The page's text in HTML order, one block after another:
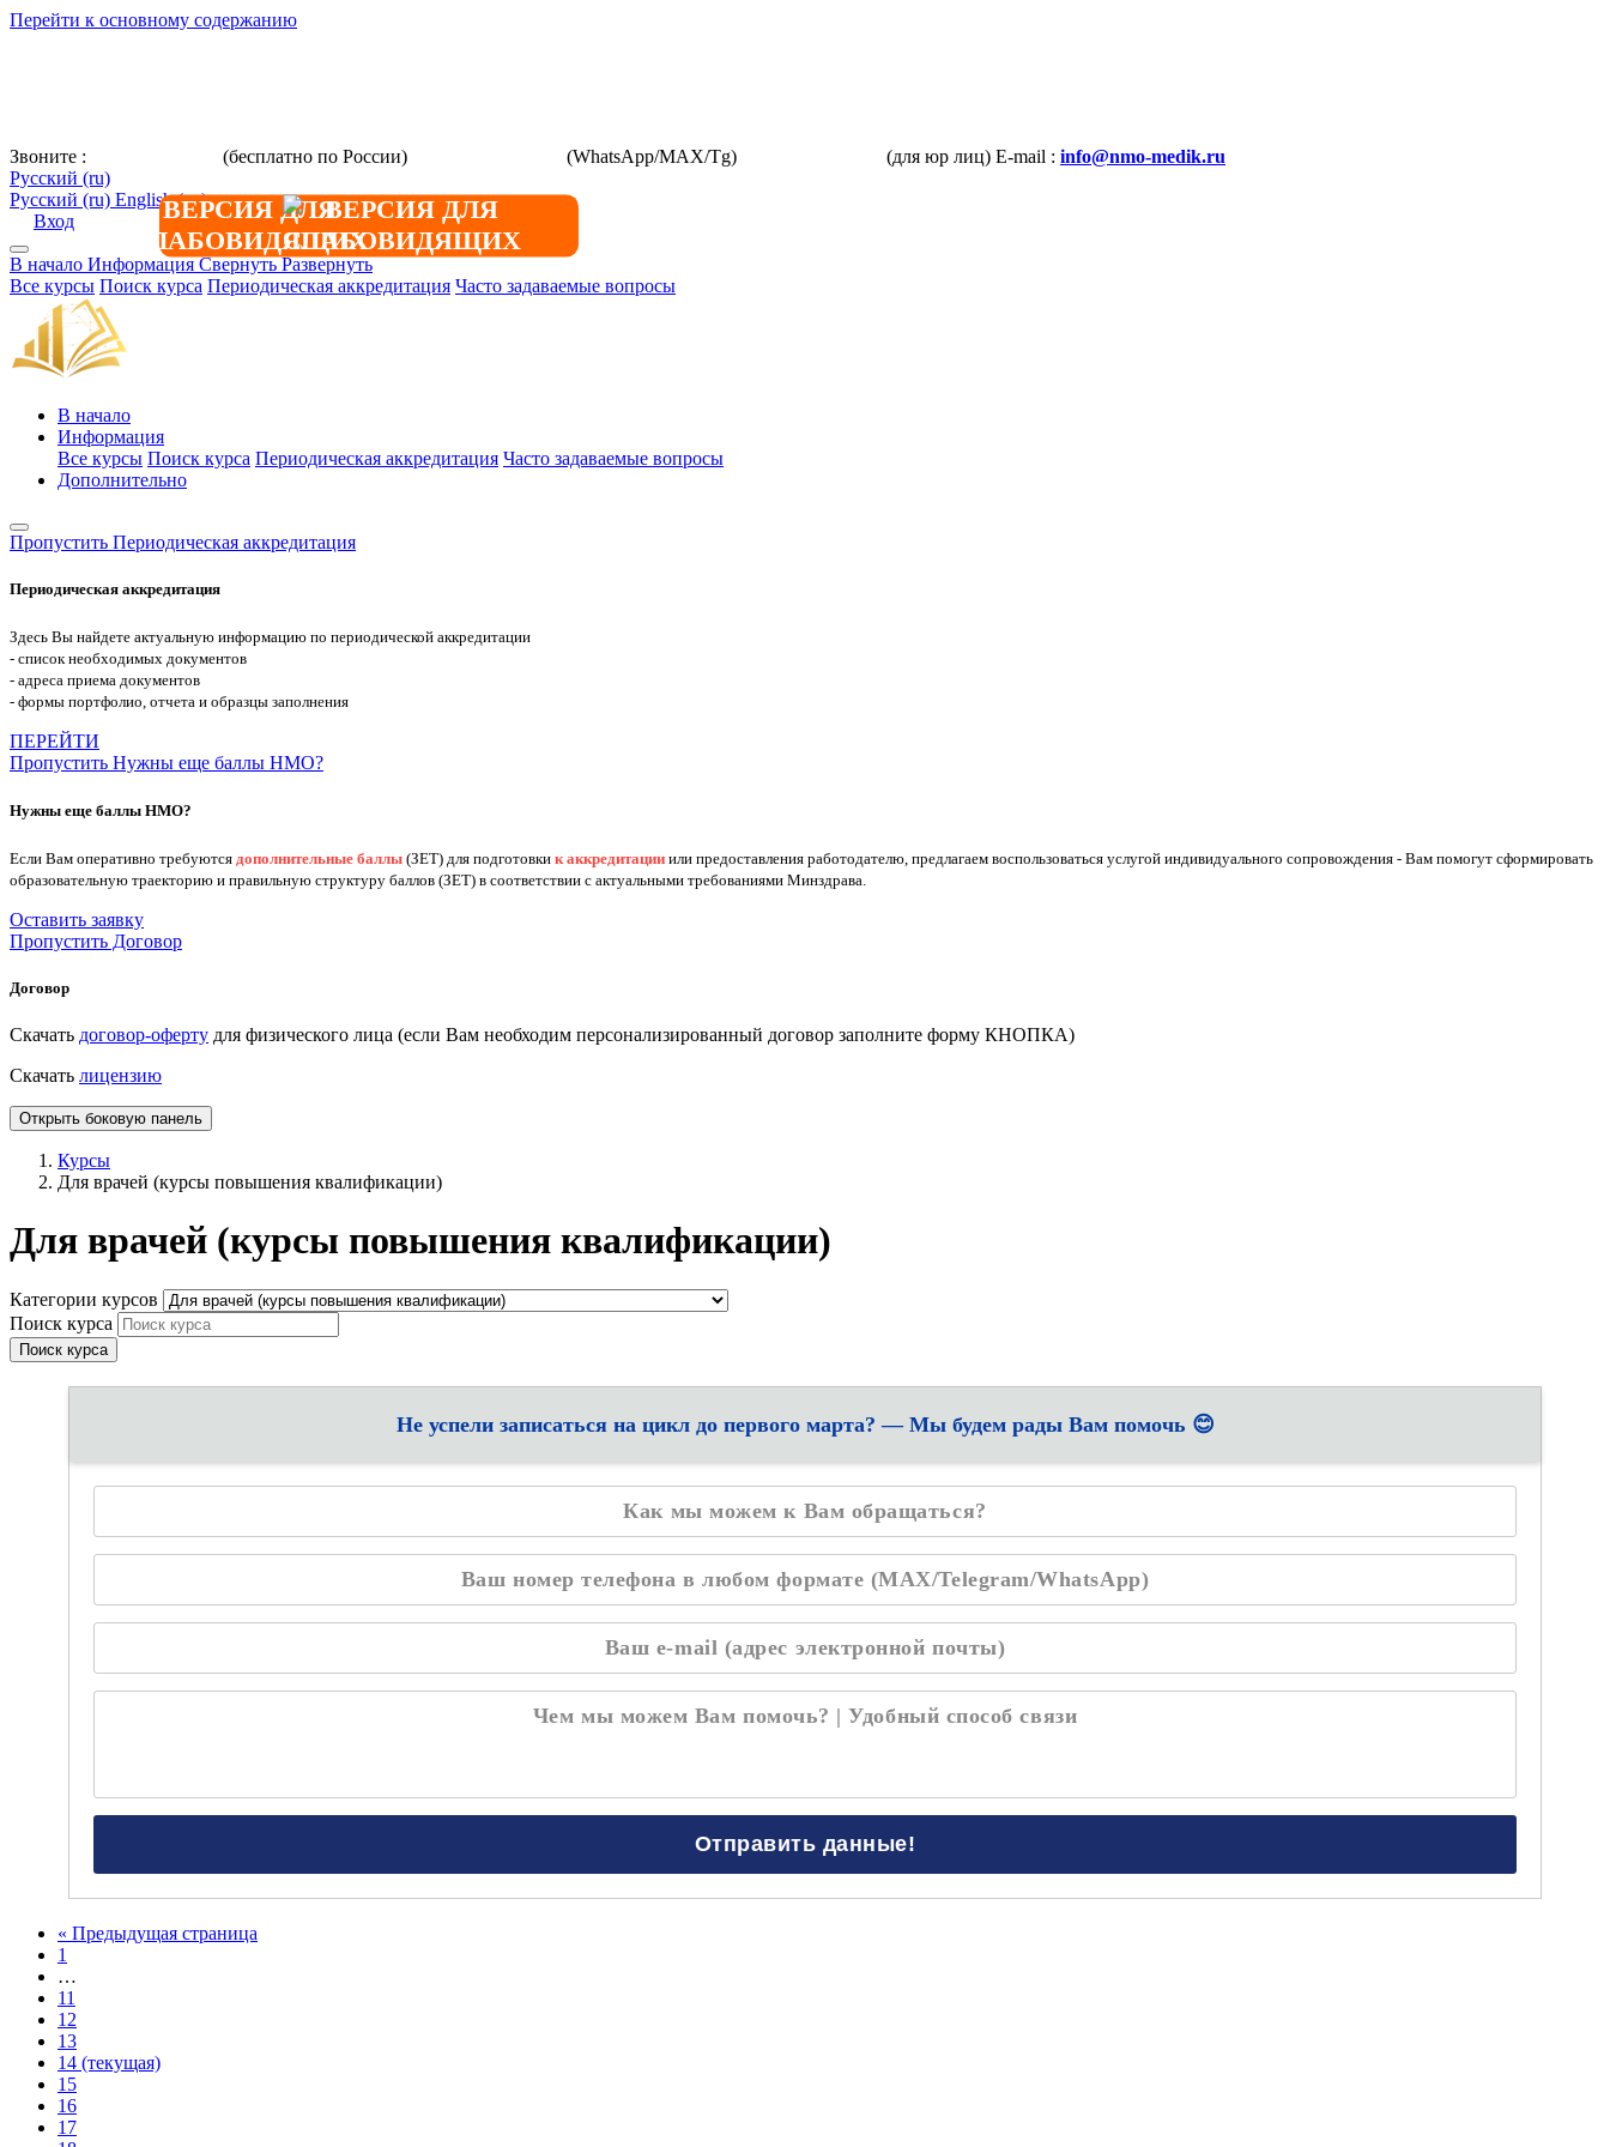
Перейти к основному содержанию
ВЕРСИЯ ДЛЯ
СЛАБОВИДЯЩИХ
Звоните : (бесплатно по России) (WhatsApp/MAX/Tg) (для юр лиц) E-mail : info@nmo-medik.ru
Русский ‎(ru)‎
Русский ‎(ru)‎ English ‎(en)‎
Вход
В начало ИнформацияСвернутьРазвернуть
Все курсы Поиск курса Периодическая аккредитация Часто задаваемые вопросы
В начало
Информация
Все курсы Поиск курса Периодическая аккредитация Часто задаваемые вопросы
Дополнительно
Пропустить Периодическая аккредитация
Периодическая аккредитация
Здесь Вы найдете актуальную информацию по периодической аккредитации
- список необходимых документов
- адреса приема документов
- формы портфолио, отчета и образцы заполнения
ПЕРЕЙТИ
Пропустить Нужны еще баллы НМО?
Нужны еще баллы НМО?
Если Вам оперативно требуются дополнительные баллы (ЗЕТ) для подготовки к аккредитации или предоставления работодателю, предлагаем воспользоваться услугой индивидуального сопровождения - Вам помогут сформировать
образовательную траекторию и правильную структуру баллов (ЗЕТ) в соответствии с актуальными требованиями Минздрава.
Оставить заявку
Пропустить Договор
Договор
Скачать договор-оферту для физического лица (если Вам необходим персонализированный договор заполните форму КНОПКА)
Скачать лицензию
Открыть боковую панель
Курсы
Для врачей (курсы повышения квалификации)
Для врачей (курсы повышения квалификации)
Категории курсов
Поиск курса
Поиск курса
Не успели записаться на цикл до первого марта? — Мы будем рады Вам помочь 😊
Отправить данные!
« Предыдущая страница
1
…
11
12
13
14 (текущая)
15
16
17